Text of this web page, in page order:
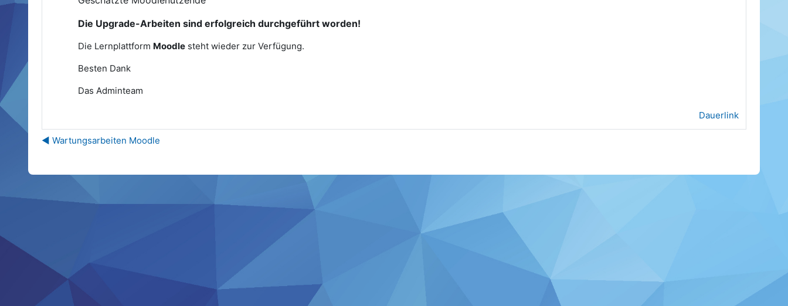
Die Upgrade-Arbeiten sind erfolgreich durchgeführt worden!
Die Lernplattform Moodle steht wieder zur Verfügung.
Besten Dank
Das Adminteam
Dauerlink
◀︎ Wartungsarbeiten Moodle